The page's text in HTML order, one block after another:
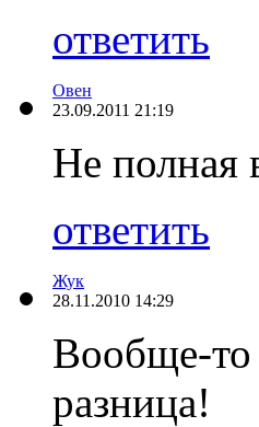
ответить
Овен
23.09.2011 21:19
Не полная
ответить
Жук
28.11.2010 14:29
Вообще-то
разница!